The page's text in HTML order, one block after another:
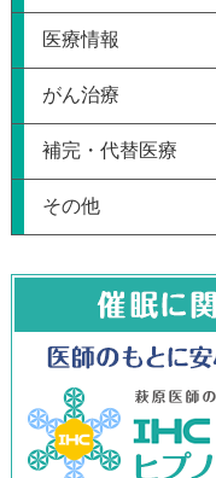
医療情報
がん治療
補完・代替医療
その他